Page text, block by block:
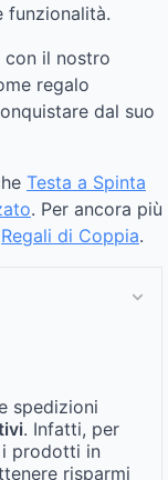
funzionalità.
con il nostro
regalo
dal suo
Testa a Spinta
. Per ancora più
Regali di Coppia.
spedizioni
. Infatti, per
i prodotti in
risparmi